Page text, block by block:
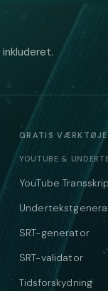
GRATIS
YOUTUBE &
YouTube
SRT-generator
SRT-validator
Tidsforskydning